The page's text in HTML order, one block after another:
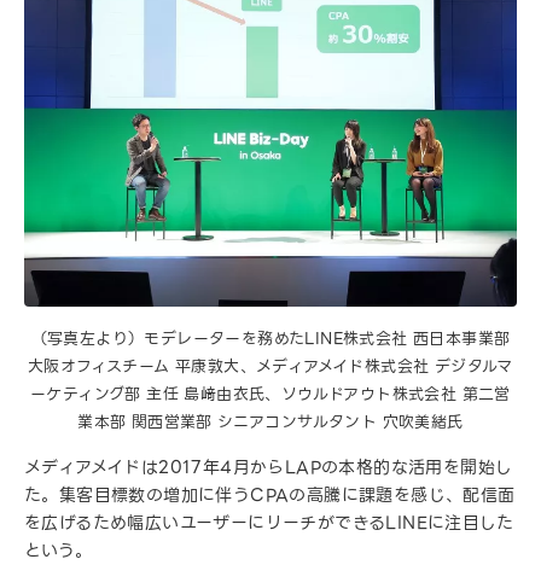
（写真左より）モデレーターを務めたLINE株式会社 西日本事業部
大阪オフィスチーム 平康敦大、メディアメイド株式会社 デジタルマ
ーケティング部 主任 島﨑由衣氏、ソウルドアウト株式会社 第二営
業本部 関西営業部 シニアコンサルタント 穴吹美緒氏
メディアメイドは2017年4月からLAPの本格的な活用を開始し
た。集客目標数の増加に伴うCPAの高騰に課題を感じ、配信面
を広げるため幅広いユーザーにリーチができるLINEに注目した
という。